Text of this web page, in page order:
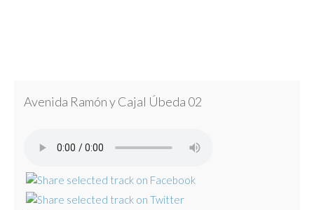
Avenida Ramón y Cajal Úbeda 02